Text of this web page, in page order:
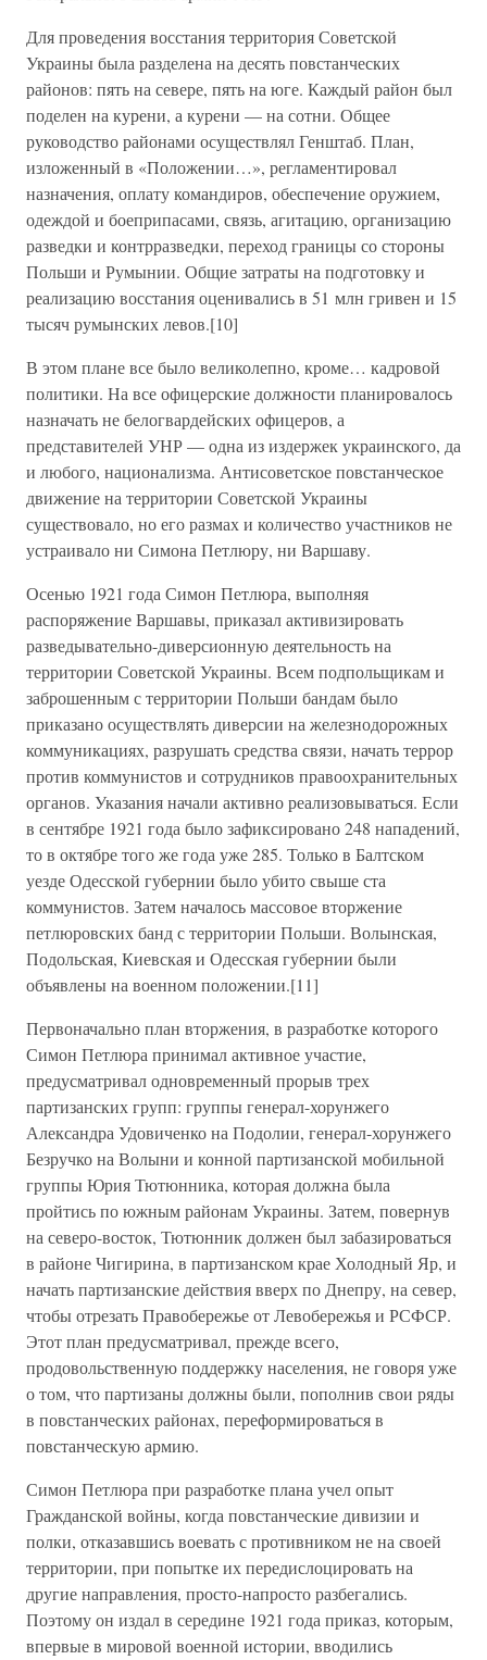
Для проведения восстания территория Советской
Украины была разделена на десять повстанческих
районов: пять на севере, пять на юге. Каждый район был
поделен на курени, а курени — на сотни. Общее
руководство районами осуществлял Генштаб. План,
изложенный в «Положении…», регламентировал
назначения, оплату командиров, обеспечение оружием,
одеждой и боеприпасами, связь, агитацию, организацию
разведки и контрразведки, переход границы со стороны
Польши и Румынии. Общие затраты на подготовку и
реализацию восстания оценивались в 51 млн гривен и 15
тысяч румынских левов.[10]
В этом плане все было великолепно, кроме… кадровой
политики. На все офицерские должности планировалось
назначать не белогвардейских офицеров, а
представителей УНР — одна из издержек украинского, да
и любого, национализма. Антисоветское повстанческое
движение на территории Советской Украины
существовало, но его размах и количество участников не
устраивало ни Симона Петлюру, ни Варшаву.
Осенью 1921 года Симон Петлюра, выполняя
распоряжение Варшавы, приказал активизировать
разведывательно-диверсионную деятельность на
территории Советской Украины. Всем подпольщикам и
заброшенным с территории Польши бандам было
приказано осуществлять диверсии на железнодорожных
коммуникациях, разрушать средства связи, начать террор
против коммунистов и сотрудников правоохранительных
органов. Указания начали активно реализовываться. Если
в сентябре 1921 года было зафиксировано 248 нападений,
то в октябре того же года уже 285. Только в Балтском
уезде Одесской губернии было убито свыше ста
коммунистов. Затем началось массовое вторжение
петлюровских банд с территории Польши. Волынская,
Подольская, Киевская и Одесская губернии были
объявлены на военном положении.[11]
Первоначально план вторжения, в разработке которого
Симон Петлюра принимал активное участие,
предусматривал одновременный прорыв трех
партизанских групп: группы генерал-хорунжего
Александра Удовиченко на Подолии, генерал-хорунжего
Безручко на Волыни и конной партизанской мобильной
группы Юрия Тютюнника, которая должна была
пройтись по южным районам Украины. Затем, повернув
на северо-восток, Тютюнник должен был забазироваться
в районе Чигирина, в партизанском крае Холодный Яр, и
начать партизанские действия вверх по Днепру, на север,
чтобы отрезать Правобережье от Левобережья и РСФСР.
Этот план предусматривал, прежде всего,
продовольственную поддержку населения, не говоря уже
о том, что партизаны должны были, пополнив свои ряды
в повстанческих районах, переформироваться в
повстанческую армию.
Симон Петлюра при разработке плана учел опыт
Гражданской войны, когда повстанческие дивизии и
полки, отказавшись воевать с противником не на своей
территории, при попытке их передислоцировать на
другие направления, просто-напросто разбегались.
Поэтому он издал в середине 1921 года приказ, которым,
впервые в мировой военной истории, вводились